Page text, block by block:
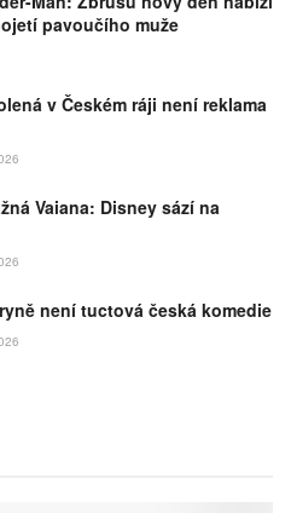
pavoučího muže
v Českém ráji není reklama
Vaiana: Disney sází na
není tuctová česká komedie